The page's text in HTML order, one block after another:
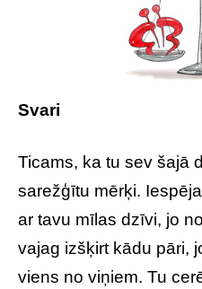
Svari
Ticams, ka tu sev šajā
sarežģītu mērķi.
ar tavu mīlas dzīvi, jo
vajag izšķirt kādu pāri,
viens no viņiem. Tu